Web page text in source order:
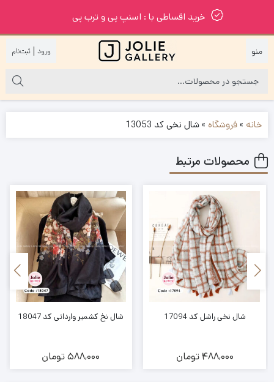
خرید اقساطی با : اسنپ پی و ترب پی
|
خانه »فروشگاه »شال نخی کد 13053
محصولات مرتبط
شال نخی راشل کد 17094
488,000 تومان
شال نخ کشمیر وارداتی کد 18047
588,000تومان